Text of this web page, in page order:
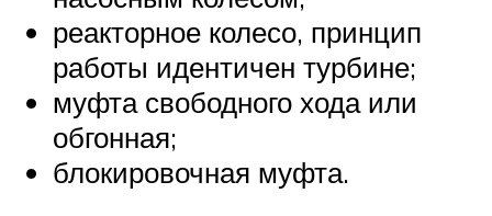
реакторное колесо, принцип
работы идентичен турбине;
муфта свободного хода или
обгонная;
блокировочная муфта.